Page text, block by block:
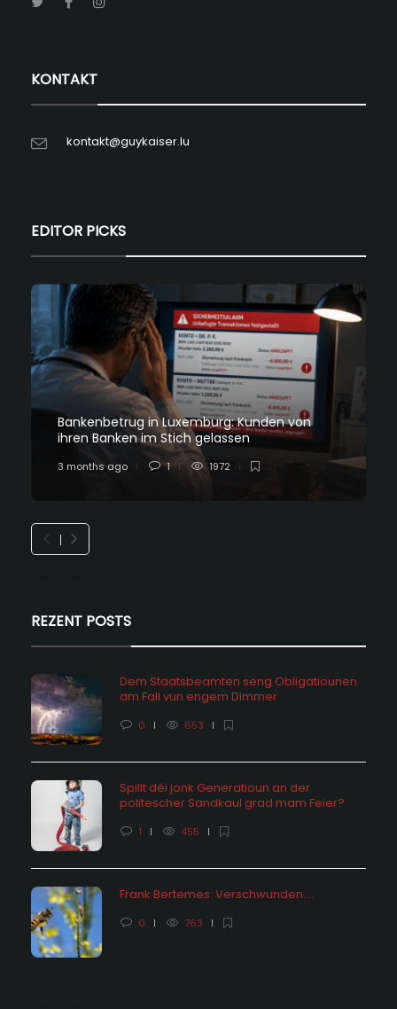
KONTAKT
kontakt@guykaiser.lu
EDITOR PICKS
Bankenbetrug in Luxemburg: Kunden von
ihren Banken im Stich gelassen
3 months ago 1 1972
REZENT POSTS
Dem Staatsbeamten seng Obligatiounen
am Fall vun engem Dimmer
0 653
Spillt déi jonk Generatioun an der
politescher Sandkaul grad mam Feier?
1 455
Frank Bertemes: Verschwunden….
0 763